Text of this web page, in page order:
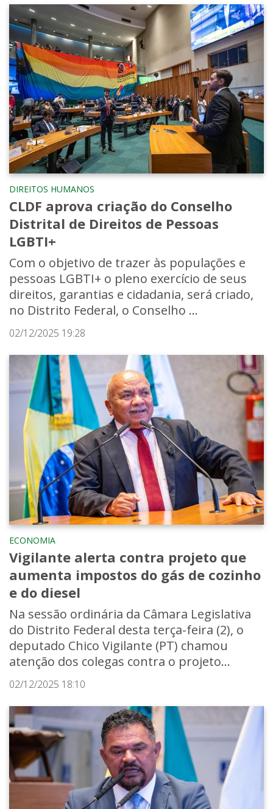
DIREITOS HUMANOS
CLDF aprova criação do Conselho
Distrital de Direitos de Pessoas
LGBTI+
Com o objetivo de trazer às populações e
pessoas LGBTI+ o pleno exercício de seus
direitos, garantias e cidadania, será criado,
no Distrito Federal, o Conselho ...
02/12/2025 19:28
ECONOMIA
Vigilante alerta contra projeto que
aumenta impostos do gás de cozinho
e do diesel
Na sessão ordinária da Câmara Legislativa
do Distrito Federal desta terça-feira (2), o
deputado Chico Vigilante (PT) chamou
atenção dos colegas contra o projeto...
02/12/2025 18:10